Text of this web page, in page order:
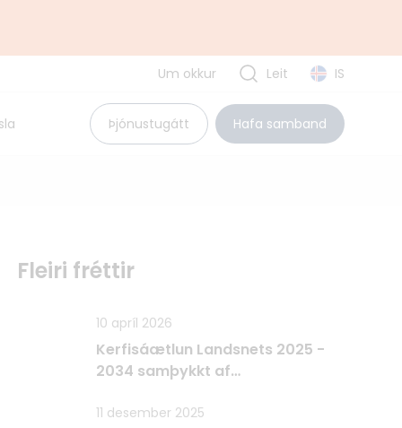
Uppbyggingarsjóður EES
Pólland
Um okkur Leit IS
Þjónustugátt Hafa samband
Fleiri fréttir
10 apríl 2026
Kerfisáætlun Landsnets 2025 -
2034 samþykkt af
11 desember 2025